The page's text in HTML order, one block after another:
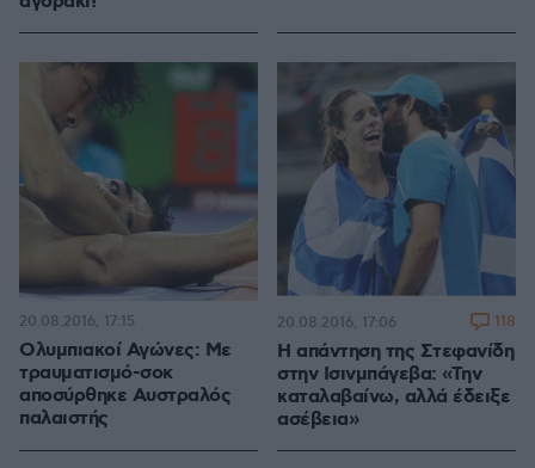
Ολυμπιακοί Αγώνες: Με
τραυματισμό-σοκ
αποσύρθηκε Αυστραλός
παλαιστής
20.08.2016, 17:15
Η απάντηση της Στεφανίδη
στην Ισινμπάγεβα: «Την
καταλαβαίνω, αλλά έδειξε
ασέβεια»
20.08.2016, 17:06 118